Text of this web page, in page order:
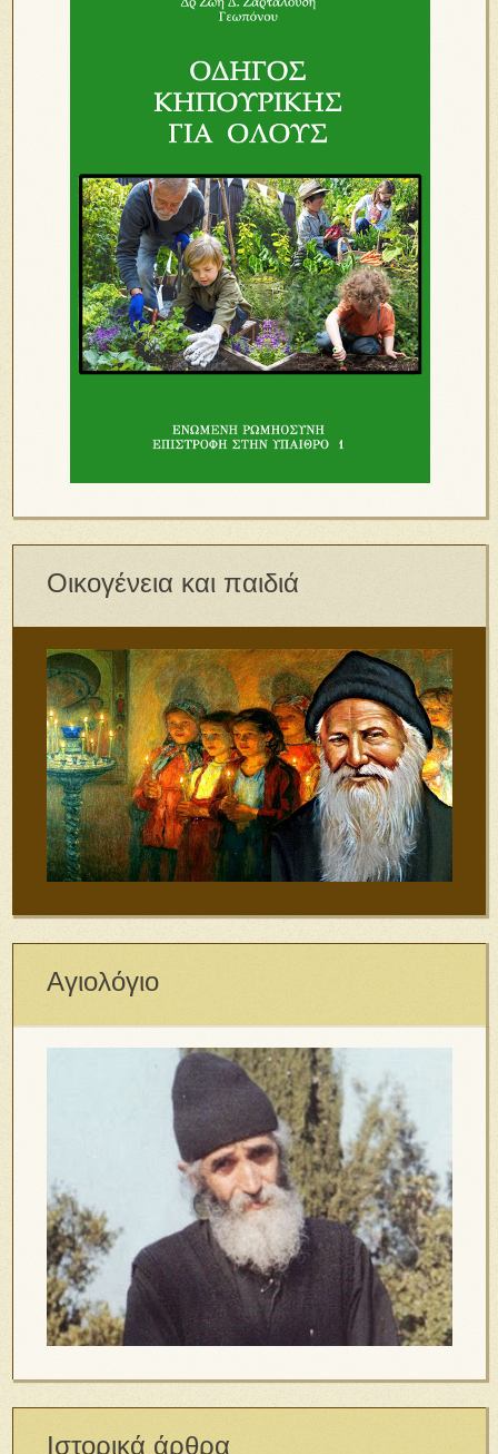
Οικογένεια και παιδιά
Αγιολόγιο
Ιστορικά άρθρα